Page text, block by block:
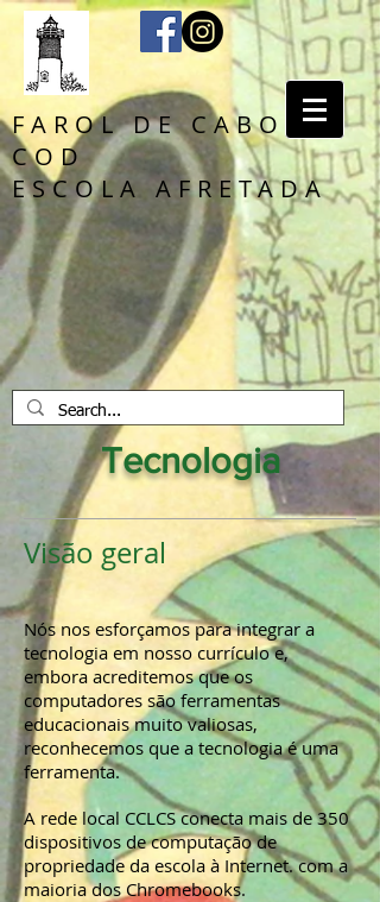
FAROL DE CABO
COD
ESCOLA AFRETADA
Tecnologia
Visão geral
Nós nos esforçamos para integrar a
tecnologia em nosso currículo e,
embora acreditemos que os
computadores são ferramentas
educacionais muito valiosas,
reconhecemos que a tecnologia é uma
ferramenta.
A rede local CCLCS conecta mais de 350
dispositivos de computação de
propriedade da escola à Internet. com a
maioria dos Chromebooks.